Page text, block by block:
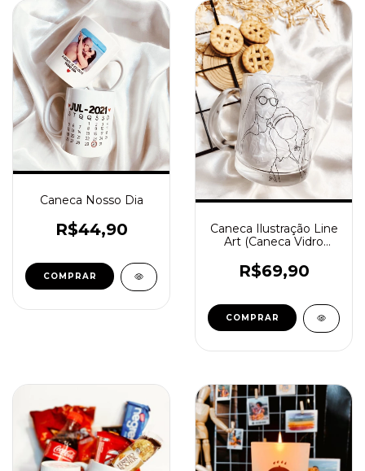
Caneca Nosso Dia
R$44,90
Caneca Ilustração Line
Art (Caneca Vidro
R$69,90